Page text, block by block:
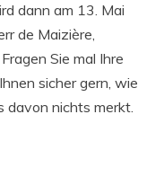
dann am 13. Mai
de Maizière,
Sie mal Ihre
sicher gern, wie
davon nichts merkt.